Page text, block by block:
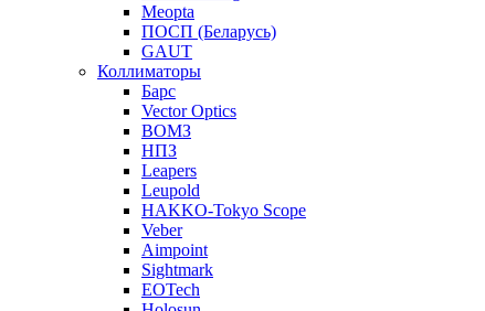
Meopta
ПОСП (Беларусь)
GAUT
Коллиматоры
Барс
Vector Optics
ВОМЗ
НПЗ
Leapers
Leupold
HAKKO-Tokyo Scope
Veber
Aimpoint
Sightmark
EOTech